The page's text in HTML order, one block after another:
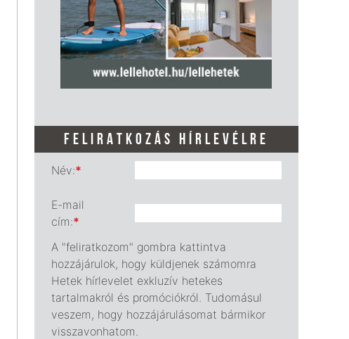
FELIRATKOZÁS HÍRLEVÉLRE
Név:*
E-mail
cím:*
A "feliratkozom" gombra kattintva
hozzájárulok, hogy küldjenek számomra
Hetek hírlevelet exkluzív hetekes
tartalmakról és promóciókról. Tudomásul
veszem, hogy hozzájárulásomat bármikor
visszavonhatom.